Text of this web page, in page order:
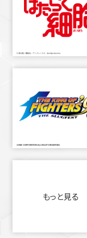
もっと見る